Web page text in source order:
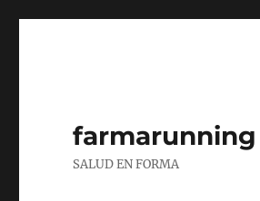
farmarunning
SALUD EN FORMA